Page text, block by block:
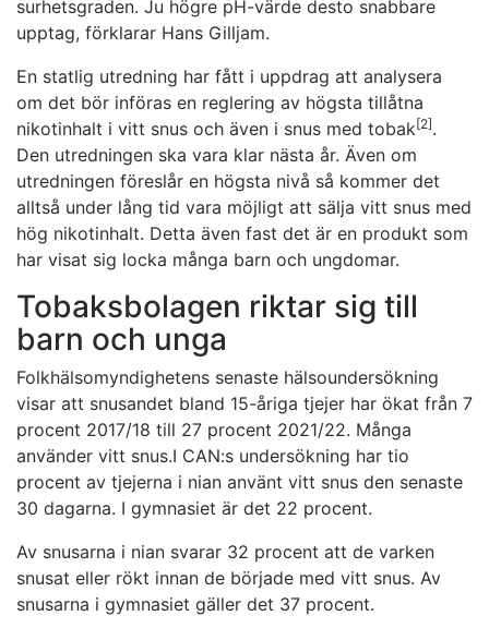
surhetsgraden. Ju högre pH-värde desto snabbare
upptag, förklarar Hans Gilljam.
En statlig utredning har fått i uppdrag att analysera
om det bör införas en reglering av högsta tillåtna
nikotinhalt i vitt snus och även i snus med tobak[2].
Den utredningen ska vara klar nästa år. Även om
utredningen föreslår en högsta nivå så kommer det
alltså under lång tid vara möjligt att sälja vitt snus med
hög nikotinhalt. Detta även fast det är en produkt som
har visat sig locka många barn och ungdomar.
Tobaksbolagen riktar sig till
barn och unga
Folkhälsomyndighetens senaste hälsoundersökning
visar att snusandet bland 15-åriga tjejer har ökat från 7
procent 2017/18 till 27 procent 2021/22. Många
använder vitt snus.I CAN:s undersökning har tio
procent av tjejerna i nian använt vitt snus den senaste
30 dagarna. I gymnasiet är det 22 procent.
Av snusarna i nian svarar 32 procent att de varken
snusat eller rökt innan de började med vitt snus. Av
snusarna i gymnasiet gäller det 37 procent.